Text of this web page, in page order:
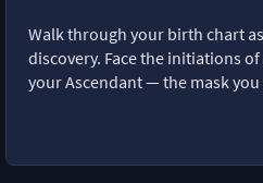
Walk through your birth chart
discovery. Face the initiations
your Ascendant — the mask